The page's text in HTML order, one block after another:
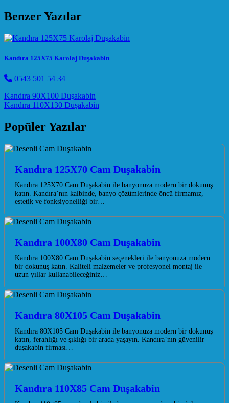
Benzer Yazılar
Kandıra 125X75 Karolaj Duşakabin
0543 501 54 34
Post navigation
Kandıra 90X100 Duşakabin
Kandıra 110X130 Duşakabin
Popüler Yazılar
Kandıra 125X70 Cam Duşakabin
Kandıra 125X70 Cam Duşakabin ile banyonuza modern bir dokunuş
katın. Kandıra’nın kalbinde, banyo çözümlerinde öncü firmamız,
estetik ve fonksiyonelliği bir…
Kandıra 100X80 Cam Duşakabin
Kandıra 100X80 Cam Duşakabin seçenekleri ile banyonuza modern
bir dokunuş katın. Kaliteli malzemeler ve profesyonel montaj ile
uzun yıllar kullanabileceğiniz…
Kandıra 80X105 Cam Duşakabin
Kandıra 80X105 Cam Duşakabin ile banyonuza modern bir dokunuş
katın, ferahlığı ve şıklığı bir arada yaşayın. Kandıra’nın güvenilir
duşakabin firması…
Kandıra 110X85 Cam Duşakabin